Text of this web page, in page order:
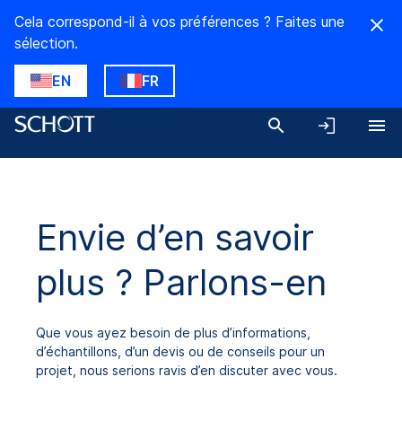
Cela correspond-il à vos préférences ? Faites une
sélection.
EN FR
Envie d’en savoir
plus ? Parlons-en
Que vous ayez besoin de plus d’informations,
d’échantillons, d’un devis ou de conseils pour un
projet, nous serions ravis d’en discuter avec vous.